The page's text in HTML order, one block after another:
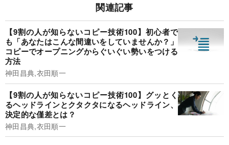
関連記事
【9割の人が知らないコピー技術100】初心者で
も「あなたはこんな間違いをしていませんか？」
コピーでオープニングからぐいぐい勢いをつける
方法
神田昌典,衣田順一
【9割の人が知らないコピー技術100】グッとく
るヘッドラインとクタクタになるヘッドライン、
決定的な僅差とは？
神田昌典,衣田順一